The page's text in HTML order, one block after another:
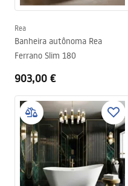
Rea
Banheira autônoma Rea
Ferrano Slim 180
903,00 €